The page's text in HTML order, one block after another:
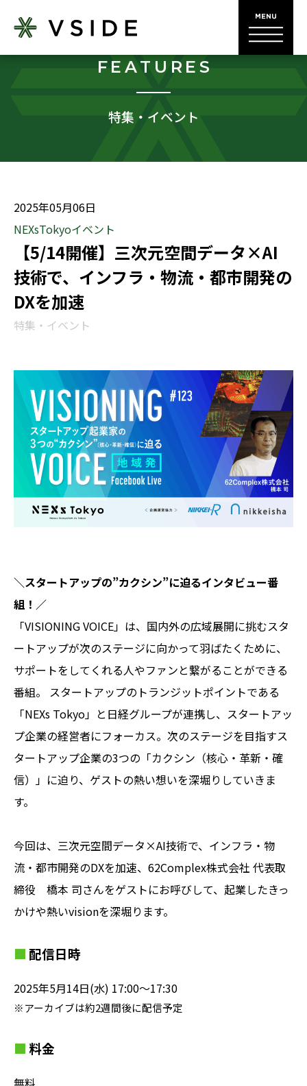
FEATURES
特集・イベント
2025年05月06日
NEXsTokyoイベント
【5/14開催】三次元空間データ×AI
技術で、インフラ・物流・都市開発の
DXを加速
特集・イベント
＼スタートアップの”カクシン”に迫るインタビュー番
組！／
「VISIONING VOICE」は、国内外の広域展開に挑むスタ
ートアップが次のステージに向かって羽ばたくために、
サポートをしてくれる人やファンと繋がることができる
番組。 スタートアップのトランジットポイントである
「NEXs Tokyo」と日経グループが連携し、スタートアッ
プ企業の経営者にフォーカス。次のステージを目指すス
タートアップ企業の3つの「カクシン（核心・革新・確
信）」に迫り、ゲストの熱い想いを深堀りしていきま
す。
今回は、三次元空間データ×AI技術で、インフラ・物
流・都市開発のDXを加速、62Complex株式会社 代表取
締役 橋本 司さんをゲストにお呼びして、起業したきっ
かけや熱いvisionを深堀ります。
配信日時
2025年5月14日(水) 17:00〜17:30
※アーカイブは約2週間後に配信予定
料金
無料